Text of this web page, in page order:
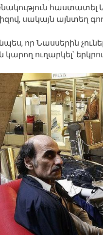
հաստատել
սակայն այնտեղ
որ Նասսերին
կարող ուղարկել՝